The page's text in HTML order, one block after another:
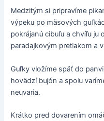
Medzitým si pripravíme
výpeku po mäsových
pokrájanú cibuľu a chvíľu ju
paradajkovým pretlakom a
Guľky vložíme späť do
hovädzí bujón a spolu
neuvaria.
Krátko pred dovarením